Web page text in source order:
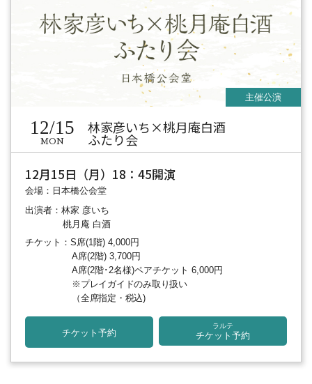
12/15
MON
林家彦いち×桃月庵白酒
ふたり会
12月15日（月）18：45開演
会場：日本橋公会堂
出演者：林家 彦いち
桃月庵 白酒
チケット：S席(1階) 4,000円
A席(2階) 3,700円
A席(2階･2名様)ペアチケット 6,000円
※プレイガイドのみ取り扱い
（全席指定・税込)
チケット予約
ラルテ
チケット予約